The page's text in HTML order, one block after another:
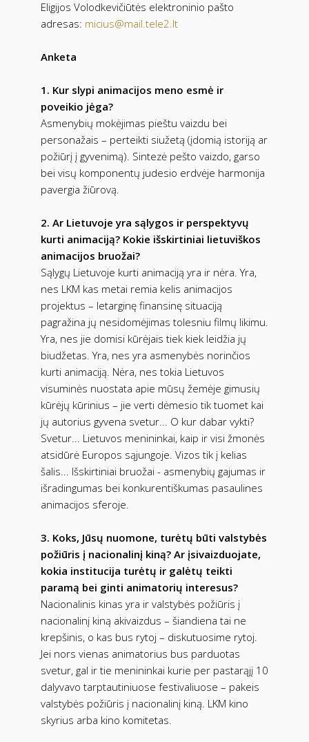
Eligijos Volodkevičiūtės elektroninio pašto
adresas: micius@mail.tele2.lt
Anketa
1. Kur slypi animacijos meno esmė ir
poveikio jėga?
Asmenybių mokėjimas pieštu vaizdu bei
personažais – perteikti siužetą (įdomią istoriją ar
požiūrį į gyvenimą). Sintezė pešto vaizdo, garso
bei visų komponentų judesio erdvėje harmonija
pavergia žiūrovą.
2. Ar Lietuvoje yra sąlygos ir perspektyvų
kurti animaciją? Kokie išskirtiniai lietuviškos
animacijos bruožai?
Sąlygų Lietuvoje kurti animaciją yra ir nėra. Yra,
nes LKM kas metai remia kelis animacijos
projektus – letarginę finansinę situaciją
pagražina jų nesidomėjimas tolesniu filmų likimu.
Yra, nes jie domisi kūrėjais tiek kiek leidžia jų
biudžetas. Yra, nes yra asmenybės norinčios
kurti animaciją. Nėra, nes tokia Lietuvos
visuminės nuostata apie mūsų žemėje gimusių
kūrėjų kūrinius – jie verti dėmesio tik tuomet kai
jų autorius gyvena svetur... O kur dabar vykti?
Svetur... Lietuvos menininkai, kaip ir visi žmonės
atsidūrė Europos sąjungoje. Vizos tik į kelias
šalis... Išskirtiniai bruožai - asmenybių gajumas ir
išradingumas bei konkurentiškumas pasaulines
animacijos sferoje.
3. Koks, Jūsų nuomone, turėtų būti valstybės
požiūris į nacionalinį kiną? Ar įsivaizduojate,
kokia institucija turėtų ir galėtų teikti
paramą bei ginti animatorių interesus?
Nacionalinis kinas yra ir valstybės požiūris į
nacionalinį kiną akivaizdus – šiandiena tai ne
krepšinis, o kas bus rytoj – diskutuosime rytoj.
Jei nors vienas animatorius bus parduotas
svetur, gal ir tie menininkai kurie per pastarąjį 10
dalyvavo tarptautiniuose festivaliuose – pakeis
valstybės požiūris į nacionalinį kiną. LKM kino
skyrius arba kino komitetas.